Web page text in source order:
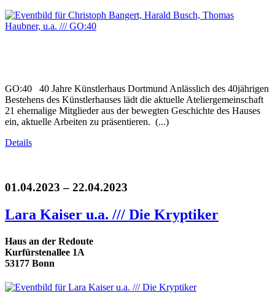
GO:40 40 Jahre Künstlerhaus Dortmund Anlässlich des 40jährigen
Bestehens des Künstlerhauses lädt die aktuelle Ateliergemeinschaft
21 ehemalige Mitglieder aus der bewegten Geschichte des Hauses
ein, aktuelle Arbeiten zu präsentieren. (...)
Details
01.04.2023 – 22.04.2023
Lara Kaiser u.a. /// Die Kryptiker
Haus an der Redoute
Kurfürstenallee 1A
53177 Bonn